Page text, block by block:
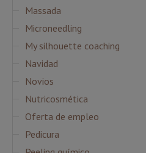
Massada
Microneedling
My silhouette coaching
Navidad
Novios
Nutricosmética
Oferta de empleo
Pedicura